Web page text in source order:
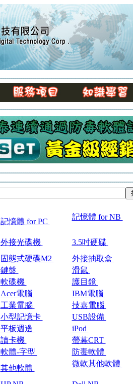
記憶體 for PC
記憶體 for NB
外接光碟機 3.5吋硬碟
固態式硬碟M2 外接抽取盒
鍵盤 滑鼠
軟碟機 護目鏡
Acer電腦 IBM電腦
工業電腦 技嘉電腦
小型記憶卡 USB設備
平板週邊 iPod
讀卡機 螢幕CRT
軟體-字型 防毒軟體
其他軟體
微軟其他軟體